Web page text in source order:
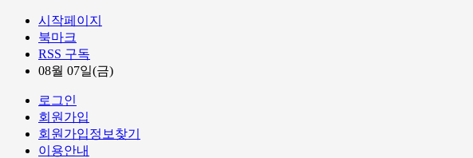
시작페이지
북마크
RSS 구독
08월 07일(금)
로그인
회원가입
회원가입정보찾기
이용안내